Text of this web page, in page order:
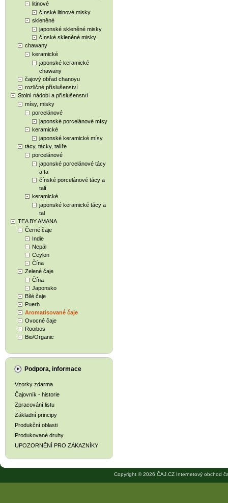
litinové
čínské litinové misky
skleněné
japonské skleněné misky
čínské skleněné misky
chawany
keramické
japonské keramické
chawany
čajový obřad chanoyu
rozličné příslušenství
Stolní nádobí a příslušenství
mísy, misky
porcelánové
japonské porcelánové mísy
keramické
japonské keramické mísy
tácy, tácky, talíře
porcelánové
japonské porcelánové tácy
a ta
čínské porcelánové tácy a
talí
keramické
japonské keramické tácy a
tal
TEA BY AMANA
Černé čaje
Indie
Nepál
Ceylon
Čína
Zelené čaje
Čína
Japonsko
Bílé čaje
Puerh
Aromatisované čaje
Ovocné čaje
Rooibos
Bio/Organic
Podpora, informace
Vzorky zdarma
Čajovník - historie
Zpracování listu
Základní principy
Produkční oblasti
Produkované druhy
UPOZORNĚNÍ PRO ZÁKAZNÍKY
Copyright © 2026 ČAJ.CZ Internetový obchod